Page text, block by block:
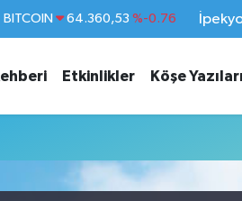
BITCOIN 64.360,53 %-0.76
EURO 55,0265 %0.01
STERLİN 64,1897 %0.02
13.887
Etkinlikler Köşe Yazıları